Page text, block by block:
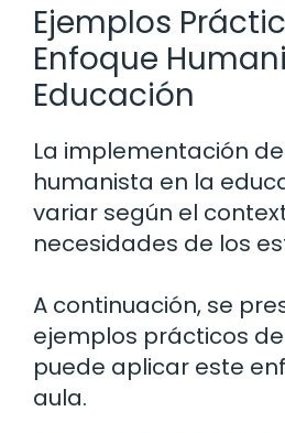
Ejemplos
Enfoque
Educación
La implementación
humanista en la
variar según el
necesidades de los
A continuación, se
ejemplos prácticos
puede aplicar este
aula.